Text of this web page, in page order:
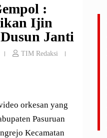
:
Ijin
Janti
TIM Redaksi
orkesan yang
Pasuruan
Kecamatan